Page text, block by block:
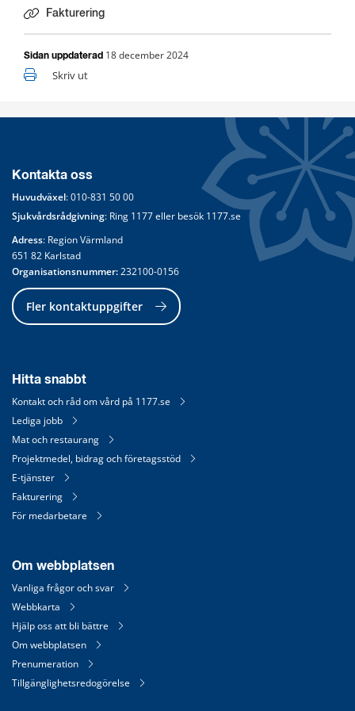
Fakturering
Sidan uppdaterad 18 december 2024
Skriv ut
Kontakta oss
Huvudväxel: 010-831 50 00
Sjukvårdsrådgivning: Ring 1177 eller besök 1177.se
Adress: Region Värmland
651 82 Karlstad
Organisationsnummer: 232100-0156
Fler kontaktuppgifter
Hitta snabbt
Kontakt och råd om vård på 1177.se
Lediga jobb
Mat och restaurang
Projektmedel, bidrag och företagsstöd
E-tjänster
Fakturering
För medarbetare
Om webbplatsen
Vanliga frågor och svar
Webbkarta
Hjälp oss att bli bättre
Om webbplatsen
Prenumeration
Tillgänglighetsredogörelse